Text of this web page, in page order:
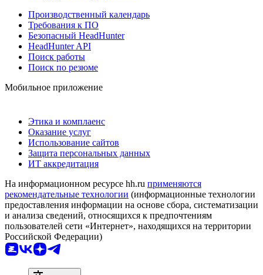
Производственный календарь
Требования к ПО
Безопасный HeadHunter
HeadHunter API
Поиск работы
Поиск по резюме
Мобильное приложение
Этика и комплаенс
Оказание услуг
Использование сайтов
Защита персональных данных
ИТ аккредитация
На информационном ресурсе hh.ru применяются
рекомендательные технологии (информационные технологии
предоставления информации на основе сбора, систематизации
и анализа сведений, относящихся к предпочтениям
пользователей сети «Интернет», находящихся на территории
Российской Федерации)